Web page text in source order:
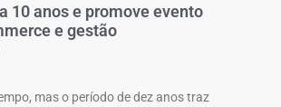
10 anos e promove evento
e gestão
mas o período de dez anos traz